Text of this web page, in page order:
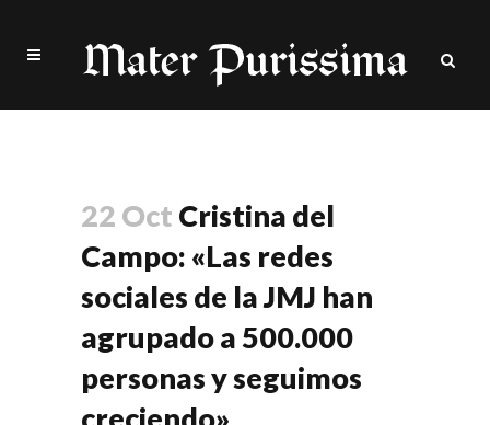
22 Oct Cristina del
Campo: «Las redes
sociales de la JMJ han
agrupado a 500.000
personas y seguimos